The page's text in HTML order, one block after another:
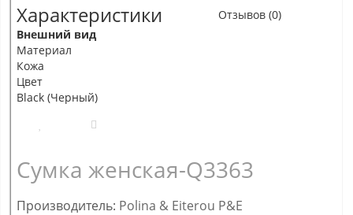
Характеристики
Отзывов (0)
Внешний вид
Материал
Кожа
Цвет
Black (Черный)
Сумка женская-Q3363
Производитель: Polina & Eiterou P&E